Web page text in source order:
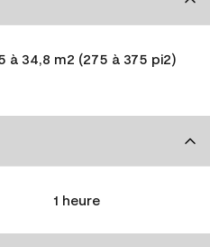
à 34,8 m2 (275 à 375 pi2)
1 heure